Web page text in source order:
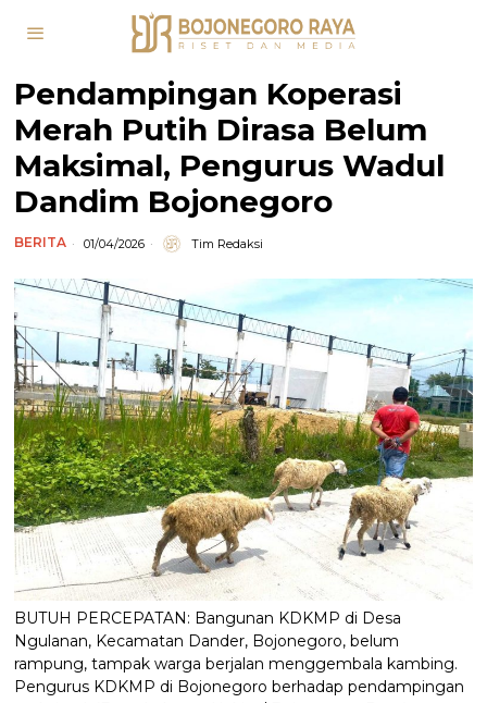
Pendampingan Koperasi
Merah Putih Dirasa Belum
Maksimal, Pengurus Wadul
Dandim Bojonegoro
BERITA 01/04/2026 Tim Redaksi
BUTUH PERCEPATAN: Bangunan KDKMP di Desa
Ngulanan, Kecamatan Dander, Bojonegoro, belum
rampung, tampak warga berjalan menggembala kambing.
Pengurus KDKMP di Bojonegoro berhadap pendampingan